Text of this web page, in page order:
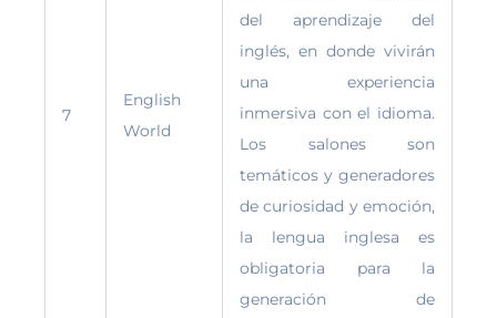
7
English
World
del aprendizaje del
inglés, en donde vivirán
una experiencia
inmersiva con el idioma.
Los salones son
temáticos y generadores
de curiosidad y emoción,
la lengua inglesa es
obligatoria para la
generación de